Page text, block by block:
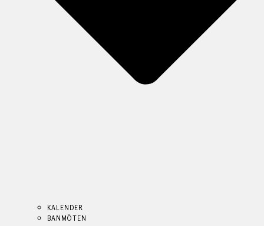
BANMÖTEN
KALENDER
BANMÖTEN
KALENDER
BANMÖTEN